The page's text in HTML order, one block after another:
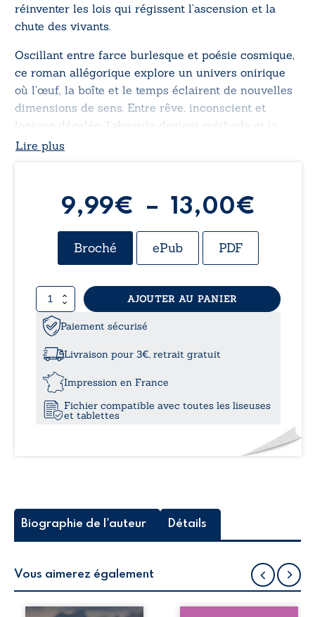
réinventer les lois qui régissent l’ascension et la
chute des vivants.
Oscillant entre farce burlesque et poésie cosmique,
ce roman allégorique explore un univers onirique
où l’œuf, la boîte et le temps éclairent de nouvelles
dimensions de sens. Entre rêve, inconscient et
logique décalée, l’absurde devient méthode et la
métaphore, boussole.
Lire plus
9,99€ – 13,00€
de
Broché ePub PDF
quantité
de
Henry
Browsley,
temps
AJOUTER AU PANIER
Paiement sécurisé
Livraison pour 3€, retrait gratuit
Impression en France
Fichier compatible avec toutes les liseuses
et tablettes
Biographie de l'auteur Détails
Vous aimerez également